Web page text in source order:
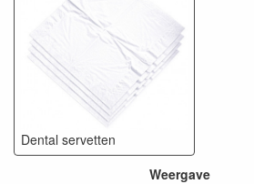
Dental servetten
Weergave